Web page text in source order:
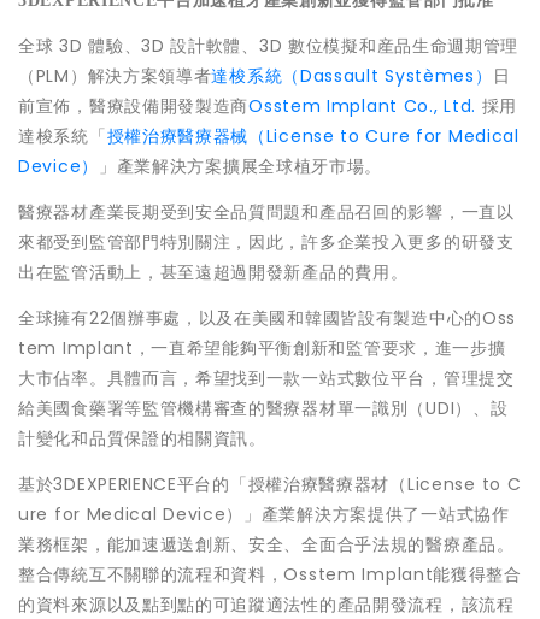
全球 3D 體驗、3D 設計軟體、3D 數位模擬和産品生命週期管理
（PLM）解決方案領導者達梭系統（Dassault Systèmes） 日
前宣佈，醫療設備開發製造商Osstem Implant Co., Ltd. 採用
達梭系統「授權治療醫療器械（License to Cure for Medical
Device） 」產業解決方案擴展全球植牙市場。
醫療器材產業長期受到安全品質問題和產品召回的影響，一直以
來都受到監管部門特別關注，因此，許多企業投入更多的研發支
出在監管活動上，甚至遠超過開發新產品的費用。
全球擁有22個辦事處，以及在美國和韓國皆設有製造中心的Oss
tem Implant，一直希望能夠平衡創新和監管要求，進一步擴
大市佔率。具體而言，希望找到一款一站式數位平台，管理提交
給美國食藥署等監管機構審查的醫療器材單一識別（UDI）、設
計變化和品質保證的相關資訊。
基於3DEXPERIENCE平台的「授權治療醫療器材（License to C
ure for Medical Device）」產業解決方案提供了一站式協作
業務框架，能加速遞送創新、安全、全面合乎法規的醫療產品。
整合傳統互不關聯的流程和資料，Osstem Implant能獲得整合
的資料來源以及點到點的可追蹤適法性的產品開發流程，該流程